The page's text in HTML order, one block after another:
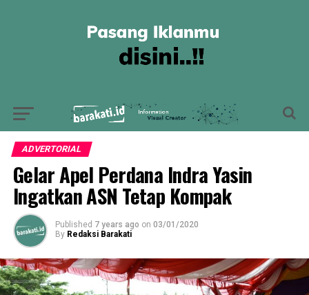
ADVERTORIAL
Gelar Apel Perdana Indra Yasin
Ingatkan ASN Tetap Kompak
Published 7 years ago on 03/01/2020
By Redaksi Barakati